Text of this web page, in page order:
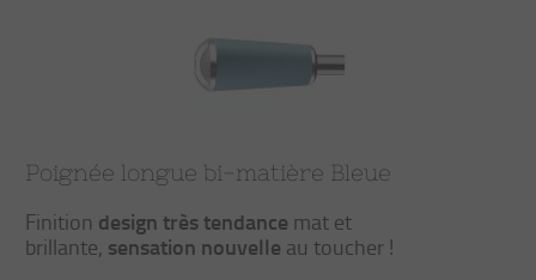
Poignée longue bi-matière Bleue
Finition design très tendance mat et
brillante, sensation nouvelle au toucher !